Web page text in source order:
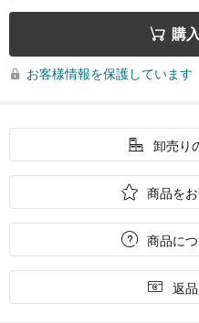
 購
 お客様情報を保護しています
 卸売り
 商品を
 商品に
 返